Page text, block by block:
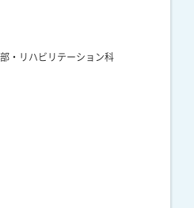
・リハビリテーション科